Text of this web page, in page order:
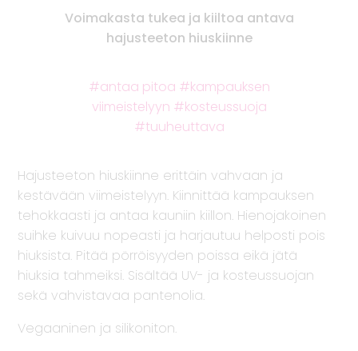
Voimakasta tukea ja kiiltoa antava
hajusteeton hiuskiinne
antaa pitoa
kampauksen
viimeistelyyn
kosteussuoja
tuuheuttava
Hajusteeton hiuskiinne erittäin vahvaan ja
kestävään viimeistelyyn. Kiinnittää kampauksen
tehokkaasti ja antaa kauniin kiillon. Hienojakoinen
suihke kuivuu nopeasti ja harjautuu helposti pois
hiuksista. Pitää pörröisyyden poissa eikä jätä
hiuksia tahmeiksi. Sisältää UV- ja kosteussuojan
sekä vahvistavaa pantenolia.
Vegaaninen ja silikoniton.